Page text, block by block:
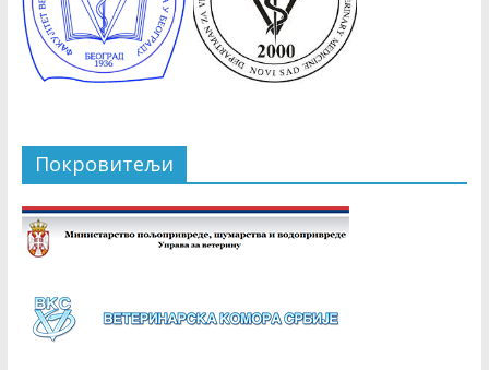
Покровитељи